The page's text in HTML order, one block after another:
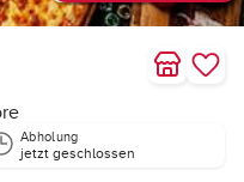
Abholung
jetzt geschlossen